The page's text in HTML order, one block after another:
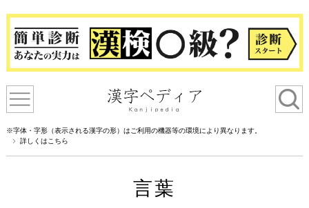
※字体・字形（表示される漢字の形）はご利用の機器等の環境により異なります。
詳しくはこちら
言葉